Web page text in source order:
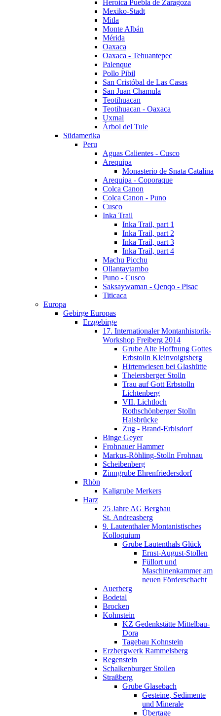
Heroica Puebla de Zaragoza
Mexiko-Stadt
Mitla
Monte Albán
Mérida
Oaxaca
Oaxaca - Tehuantepec
Palenque
Pollo Pibil
San Cristóbal de Las Casas
San Juan Chamula
Teotihuacan
Teotihuacan - Oaxaca
Uxmal
Árbol del Tule
Südamerika
Peru
Aguas Calientes - Cusco
Arequipa
Monasterio de Snata Catalina
Arequipa - Coporaque
Colca Canon
Colca Canon - Puno
Cusco
Inka Trail
Inka Trail, part 1
Inka Trail, part 2
Inka Trail, part 3
Inka Trail, part 4
Machu Picchu
Ollantaytambo
Puno - Cusco
Saksaywaman - Qenqo - Pisac
Titicaca
Europa
Gebirge Europas
Erzgebirge
17. Internationaler Montanhistorik-
Workshop Freiberg 2014
Grube Alte Hoffnung Gottes
Erbstolln Kleinvoigtsberg
Hirtenwiesen bei Glashütte
Thelersberger Stolln
Trau auf Gott Erbstolln
Lichtenberg
VII. Lichtloch
Rothschönberger Stolln
Halsbrücke
Zug - Brand-Erbisdorf
Binge Geyer
Frohnauer Hammer
Markus-Röhling-Stolln Frohnau
Scheibenberg
Zinngrube Ehrenfriedersdorf
Rhön
Kaligrube Merkers
Harz
25 Jahre AG Bergbau
St. Andreasberg
9. Lautenthaler Montanistisches
Kolloquium
Grube Lautenthals Glück
Ernst-August-Stollen
Füllort und
Maschinenkammer am
neuen Förderschacht
Auerberg
Bodetal
Brocken
Kohnstein
KZ Gedenkstätte Mittelbau-
Dora
Tagebau Kohnstein
Erzbergwerk Rammelsberg
Regenstein
Schalkenburger Stollen
Straßberg
Grube Glasebach
Gesteine, Sedimente
und Minerale
Übertage